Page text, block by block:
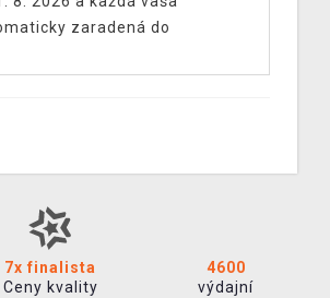
zaradená do
7x finalista
Ceny kvality
4600
výdajní